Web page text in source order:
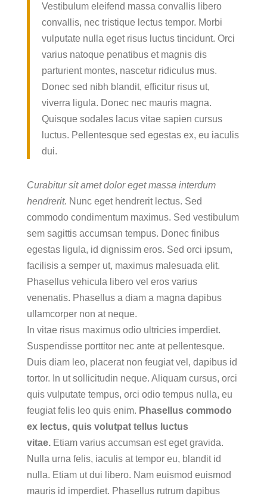
Vestibulum eleifend massa convallis libero
convallis, nec tristique lectus tempor. Morbi
vulputate nulla eget risus luctus tincidunt. Orci
varius natoque penatibus et magnis dis
parturient montes, nascetur ridiculus mus.
Donec sed nibh blandit, efficitur risus ut,
viverra ligula. Donec nec mauris magna.
Quisque sodales lacus vitae sapien cursus
luctus. Pellentesque sed egestas ex, eu iaculis
dui.
Curabitur sit amet dolor eget massa interdum
hendrerit. Nunc eget hendrerit lectus. Sed
commodo condimentum maximus. Sed vestibulum
sem sagittis accumsan tempus. Donec finibus
egestas ligula, id dignissim eros. Sed orci ipsum,
facilisis a semper ut, maximus malesuada elit.
Phasellus vehicula libero vel eros varius
venenatis. Phasellus a diam a magna dapibus
ullamcorper non at neque.
In vitae risus maximus odio ultricies imperdiet.
Suspendisse porttitor nec ante at pellentesque.
Duis diam leo, placerat non feugiat vel, dapibus id
tortor. In ut sollicitudin neque. Aliquam cursus, orci
quis vulputate tempus, orci odio tempus nulla, eu
feugiat felis leo quis enim. Phasellus commodo
ex lectus, quis volutpat tellus luctus
vitae.Etiam varius accumsan est eget gravida.
Nulla urna felis, iaculis at tempor eu, blandit id
nulla. Etiam ut dui libero. Nam euismod euismod
mauris id imperdiet. Phasellus rutrum dapibus